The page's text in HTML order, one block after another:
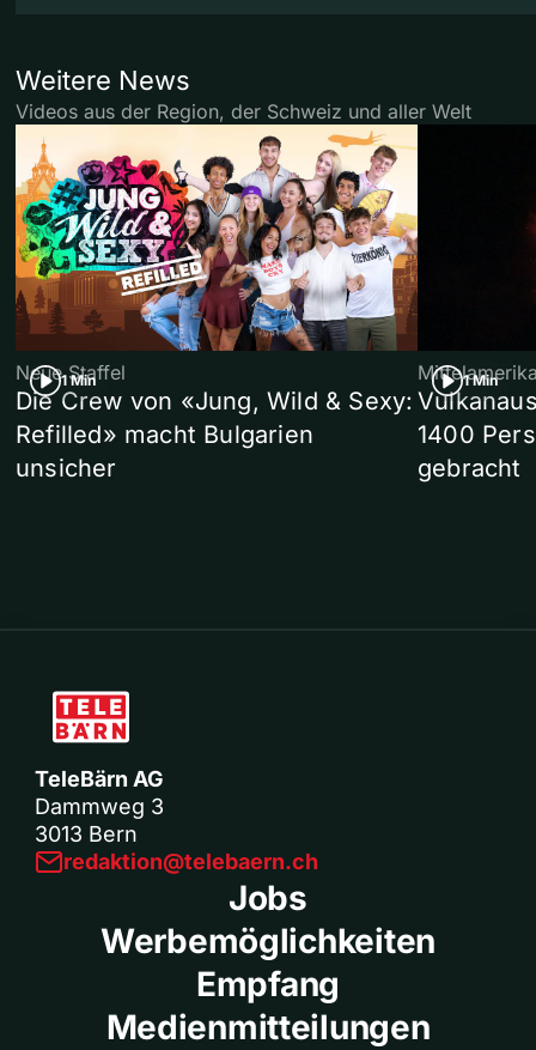
Weitere News
Videos aus der Region, der Schweiz und aller Welt
1 Min
Neue Staffel
Die Crew von «Jung, Wild & Sexy:
Refilled» macht Bulgarien
unsicher
1 Min
1400
gebracht
TeleBärn AG
Dammweg 3
3013 Bern
redaktion@telebaern.ch
Jobs
Werbemöglichkeiten
Empfang
Medienmitteilungen